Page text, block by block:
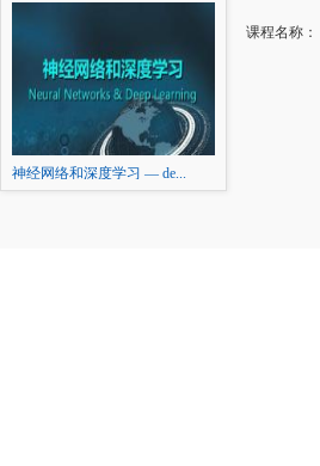
神经网络和深度学习 — de...
课程名称：